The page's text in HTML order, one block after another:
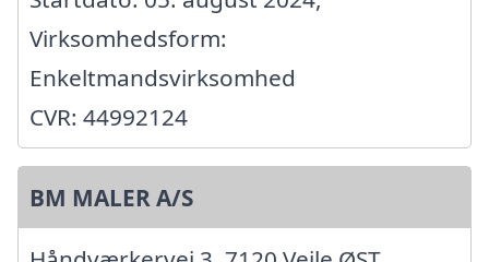
Virksomhedsform:
Enkeltmandsvirksomhed
CVR: 44992124
BM MALER A/S